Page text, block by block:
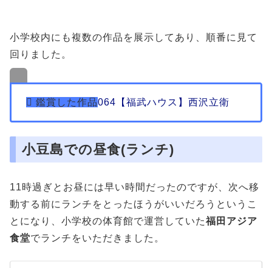
小学校内にも複数の作品を展示してあり、順番に見て
回りました。
064【福武ハウス】西沢立衛
小豆島での昼食(ランチ)
11時過ぎとお昼には早い時間だったのですが、次へ移
動する前にランチをとったほうがいいだろうというこ
とになり、小学校の体育館で運営していた福田アジア
食堂でランチをいただきました。